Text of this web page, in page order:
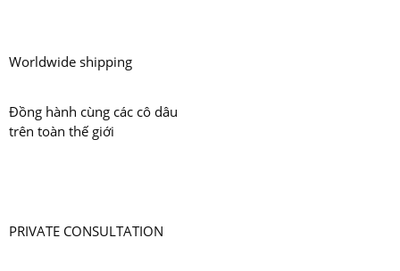
Worldwide shipping
Đồng hành cùng các cô dâu
trên toàn thế giới
PRIVATE CONSULTATION